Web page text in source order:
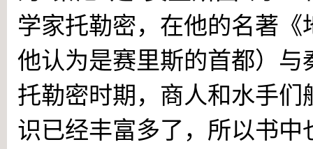
学家托勒密，在他的名著《
他认为是赛里斯的首都）与
托勒密时期，商人和水手
识已经丰富多了，所以书